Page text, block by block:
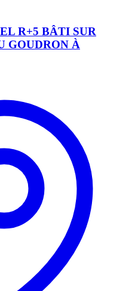
R+5 BÂTI SUR
GOUDRON À